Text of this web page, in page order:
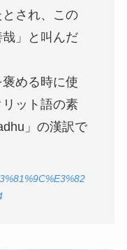
され、この
」と叫んだ
褒める時に使
ット語の素
」の漢訳で